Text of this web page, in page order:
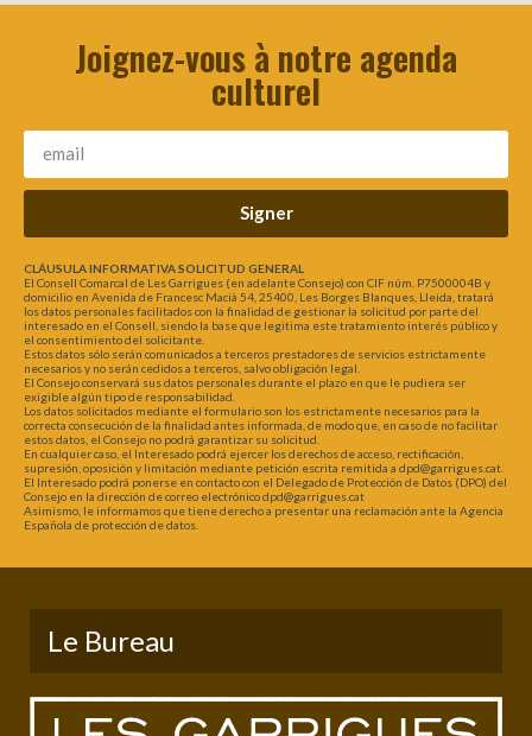
Joignez-vous à notre agenda
culturel
Signer
CLÁUSULA INFORMATIVA SOLICITUD GENERAL
El Consell Comarcal de Les Garrigues (en adelante Consejo) con CIF núm. P7500004B y
domicilio en Avenida de Francesc Macià 54, 25400, Les Borges Blanques, Lleida, tratará
los datos personales facilitados con la finalidad de gestionar la solicitud por parte del
interesado en el Consell, siendo la base que legitima este tratamiento interés público y
el consentimiento del solicitante.
Estos datos sólo serán comunicados a terceros prestadores de servicios estrictamente
necesarios y no serán cedidos a terceros, salvo obligación legal.
El Consejo conservará sus datos personales durante el plazo en que le pudiera ser
exigible algún tipo de responsabilidad.
Los datos solicitados mediante el formulario son los estrictamente necesarios para la
correcta consecución de la finalidad antes informada, de modo que, en caso de no facilitar
estos datos, el Consejo no podrá garantizar su solicitud.
En cualquier caso, el Interesado podrá ejercer los derechos de acceso, rectificación,
supresión, oposición y limitación mediante petición escrita remitida a dpd@garrigues.cat.
El Interesado podrá ponerse en contacto con el Delegado de Protección de Datos (DPO) del
Consejo en la dirección de correo electrónico dpd@garrigues.cat
Asimismo, le informamos que tiene derecho a presentar una reclamación ante la Agencia
Española de protección de datos.
Le Bureau